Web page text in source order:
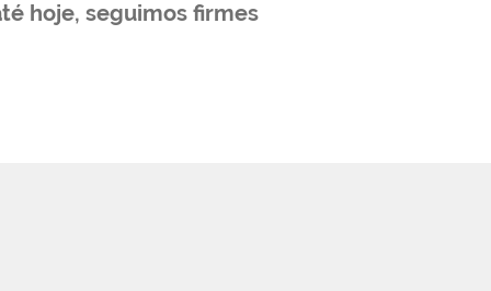
hoje, seguimos firmes